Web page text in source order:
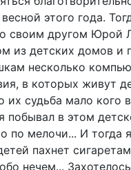
этого года.
своим другом Юрой
из детских домов и
несколько
в которых живут
их судьба мало кого
побывал в этом
по мелочи... И тогда
пахнет
нечем...